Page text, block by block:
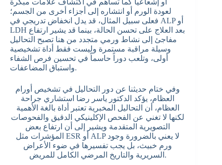
لعودة الورم أو انتشاره إلى أجزاء أخرى من الجسم؛
فعلى سبيل المثال، قد يدل انخفاض تدريجي في ALP أو
LDH بعد العلاج على تحسن الحالة، بينما قد يشير ارتفاع
مفاجئ إلى نشاط ورمي متجدد من هنا تصبح التحاليل
وسيلة مراقبة مستمرة وليست فقط أداة تشخيصية
أولى، وتلعب دوراً حاسماً في تحسين فرص الشفاء
واستباق المضاعفات.
وفي ختام حديثنا عن دور التحاليل في تشخيص أورام
العظام، يؤكد الدكتور ياسر رضا استشاري جراحة
العظام، أن التحاليل المخبرية تعتبر أداة بالغة الأهمية
لكنها لا تغني عن الفحص الإكلينيكي الدقيق والفحوصات
التصويرية المتقدمة ويشير إلى أن ارتفاع بعض
المؤشرات مثل ESR أو ALP لا يعني بالضرورة وجود
ورم خبيث، بل يجب تفسيرها في ضوء الأعراض
السريرية والتاريخ المرضي الكامل للمريض.